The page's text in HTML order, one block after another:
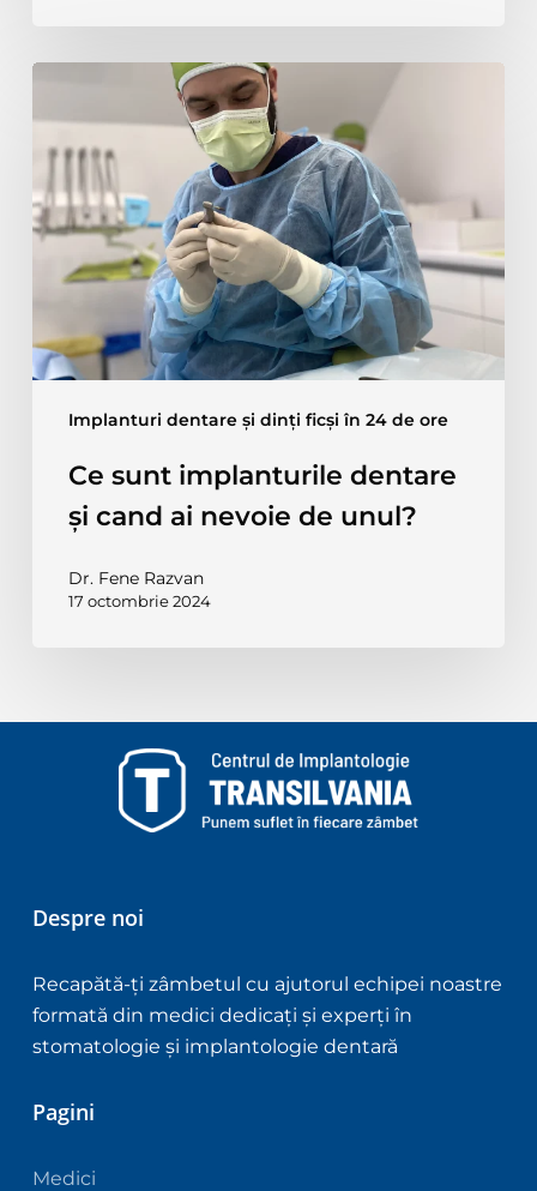
Implanturi dentare și dinți ficși în 24 de ore
dentare
și
cand
unul?
Ce sunt implanturile dentare
și cand ai nevoie de unul?
Dr. Fene Razvan
17 octombrie 2024
Despre noi
Recapătă-ți zâmbetul cu ajutorul echipei noastre
formată din medici dedicați și experți în
stomatologie și implantologie dentară
Pagini
Medici